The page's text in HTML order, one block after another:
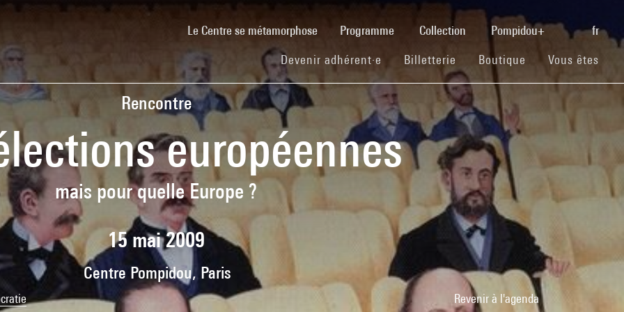
Le Centre se métamorphose(current)Programme Collection Pompidou+ fr
Devenir adhérent·e (current)
Billetterie (current)
Boutique (current)
Vous êtes
Rencontre
européennes
mais pour quelle Europe ?
15 mai 2009
Centre Pompidou, Paris
Revenir à l'agenda